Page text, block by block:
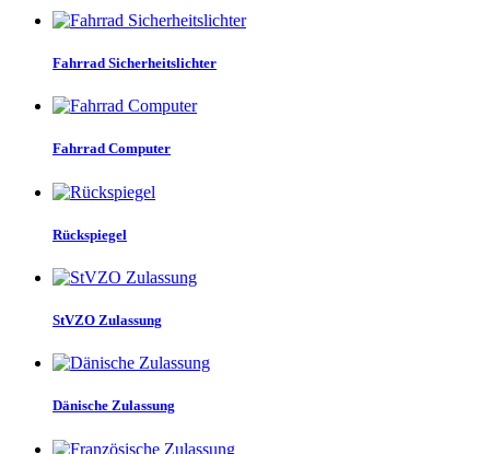
Fahrrad Sicherheitslichter
Fahrrad Computer
Rückspiegel
StVZO Zulassung
Dänische Zulassung